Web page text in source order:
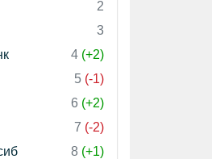
2
3
4 (+2)
5 (-1)
6 (+2)
7 (-2)
8 (+1)